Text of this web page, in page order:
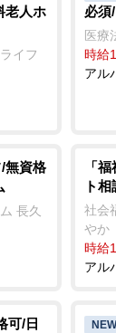
老人ホ
イフ
必須
医療
時給
アル
/無資格
長久
「
ト
社会
か
時給
アル
可/日
NEW